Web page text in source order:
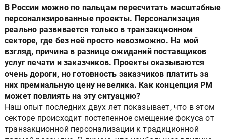
В России можно по пальцам пересчитать масштабные
персонализированные проекты. Персонализация
реально развивается только в транзакционном
секторе, где без неё просто невозможно. На мой
взгляд, причина в разнице ожиданий поставщиков
услуг печати и заказчиков. Проекты оказываются
очень дороги, но готовность заказчиков платить за
них премиальную цену невелика. Как концепция PM
может повлиять на эту ситуацию?
Наш опыт последних двух лет показывает, что в этом
секторе происходит постепенное смещение фокуса от
транзакционной персонализации к традиционной